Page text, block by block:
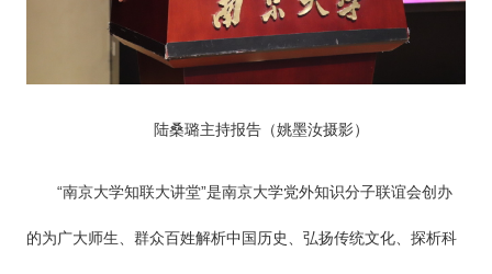
陆桑璐主持报告（姚墨汝摄影）
“南京大学知联大讲堂”是南京大学党外知识分子联谊会创办
的为广大师生、群众百姓解析中国历史、弘扬传统文化、探析科